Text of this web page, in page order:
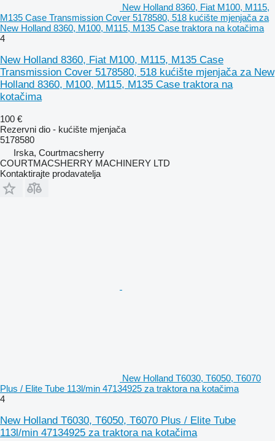
New Holland 8360, Fiat M100, M115,
M135 Case Transmission Cover 5178580, 518 kućište mjenjača za
New Holland 8360, M100, M115, M135 Case traktora na kotačima
4
New Holland 8360, Fiat M100, M115, M135 Case
Transmission Cover 5178580, 518 kućište mjenjača za New
Holland 8360, M100, M115, M135 Case traktora na
kotačima
100 €
Rezervni dio - kućište mjenjača
5178580
Irska, Courtmacsherry
COURTMACSHERRY MACHINERY LTD
Kontaktirajte prodavatelja
New Holland T6030, T6050, T6070
Plus / Elite Tube 113l/min 47134925 za traktora na kotačima
4
New Holland T6030, T6050, T6070 Plus / Elite Tube
113l/min 47134925 za traktora na kotačima